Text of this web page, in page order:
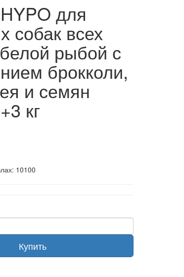
для
собак всех
рыбой с
брокколи,
и семян
кг
10100
Купить